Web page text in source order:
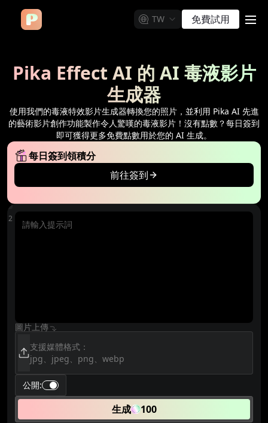
TW 免費試用
Pika Effect AI 的 AI 毒液影片
生成器
使用我們的毒液特效影片生成器轉換您的照片，並利用 Pika AI 先進
的藝術影片創作功能製作令人驚嘆的毒液影片！沒有點數？每日簽到
即可獲得更多免費點數用於您的 AI 生成。
每日簽到領積分
前往簽到
512
圖片上傳
支援媒體格式：
jpg、jpeg、png、webp
公開:
生成 100